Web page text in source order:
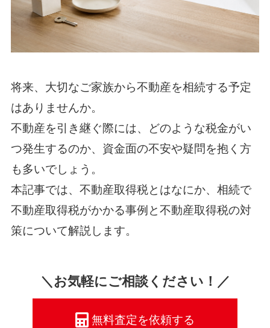
将来、大切なご家族から不動産を相続する予定
はありませんか。
不動産を引き継ぐ際には、どのような税金がい
つ発生するのか、資金面の不安や疑問を抱く方
も多いでしょう。
本記事では、不動産取得税とはなにか、相続で
不動産取得税がかかる事例と不動産取得税の対
策について解説します。
＼お気軽にご相談ください！／
無料査定を依頼する